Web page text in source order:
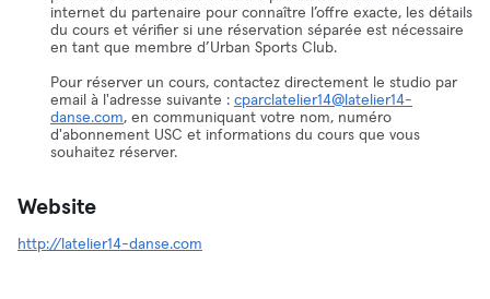
internet du partenaire pour connaître l’offre exacte, les détails
du cours et vérifier si une réservation séparée est nécessaire
en tant que membre d’Urban Sports Club.
Pour réserver un cours, contactez directement le studio par
email à l'adresse suivante : cparclatelier14@latelier14-
danse.com, en communiquant votre nom, numéro
d'abonnement USC et informations du cours que vous
souhaitez réserver.
Website
http://latelier14-danse.com